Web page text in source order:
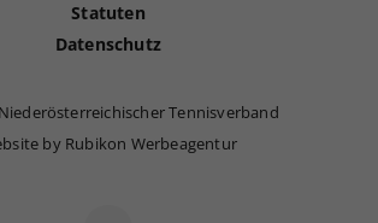
Statuten
Datenschutz
Tennisverband
by Rubikon Werbeagentur